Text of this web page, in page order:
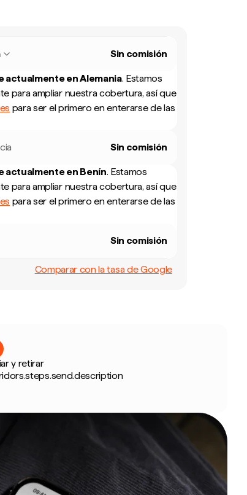
Sin comisión
actualmente enAlemania. Estamos
para ampliar nuestra cobertura, así que
para ser el primero en enterarse de las
Sin comisión
actualmente en Benín. Estamos
para ampliar nuestra cobertura, así que
para ser el primero en enterarse de las
Sin comisión
Comparar con la tasa de Google
y retirar